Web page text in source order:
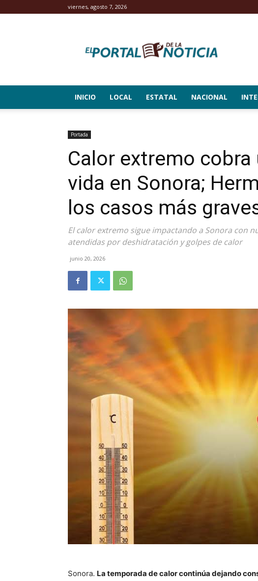
viernes, agosto 7, 2026
Portal
de
INICIO LOCAL ESTATAL NACIONAL
Portada
Calor extremo cobra
vida en Sonora;
los casos más
El calor extremo sigue impactando a Sonora con
atendidas por deshidratación y golpes de calor
junio 20, 2026
Sonora. La temporada de calor continúa dejando